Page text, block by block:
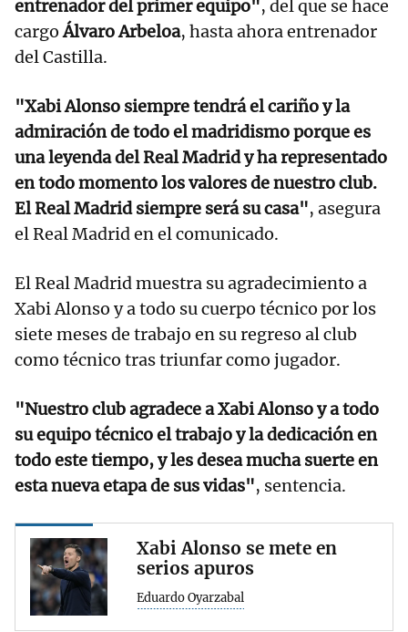
entrenador del primer equipo", del que se hace
cargoÁlvaro Arbeloa, hasta ahora entrenador
del Castilla.
"Xabi Alonso siempre tendrá el cariño y la
admiración de todo el madridismo porque es
una leyenda del Real Madrid y ha representado
en todo momento los valores de nuestro club.
El Real Madrid siempre será su casa", asegura
el Real Madrid en el comunicado.
El Real Madrid muestra su agradecimiento a
Xabi Alonso y a todo su cuerpo técnico por los
siete meses de trabajo en su regreso al club
como técnico tras triunfar como jugador.
"Nuestro club agradece a Xabi Alonso y a todo
su equipo técnico el trabajo y la dedicación en
todo este tiempo, y les desea mucha suerte en
esta nueva etapa de sus vidas", sentencia.
Xabi Alonso se mete en
serios apuros
Eduardo Oyarzabal